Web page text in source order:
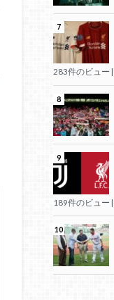
283件のビュー
189件のビュー |